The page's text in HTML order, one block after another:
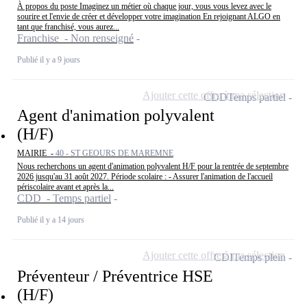
À propos du poste Imaginez un métier où chaque jour, vous vous levez avec le
sourire et l'envie de créer et développer votre imagination En rejoignant ALGO en
tant que franchisé, vous aurez...
Franchise - Non renseigné
Publié il y a 9 jours
Agent d'animation polyvalent
(H/F)
MAIRIE - 40 - ST GEOURS DE MAREMNE
Nous recherchons un agent d'animation polyvalent H/F pour la rentrée de septembre
2026 jusqu'au 31 août 2027. Période scolaire : - Assurer l'animation de l'accueil
périscolaire avant et après la...
CDD - Temps partiel
Publié il y a 14 jours
CDDTemps partiel
Ajouter cette offre à ma sélection
Préventeur / Préventrice HSE
(H/F)
CDITemps plein
Ajouter cette offre à ma sélection